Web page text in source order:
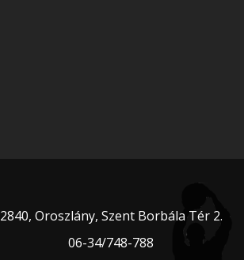
2840, Oroszlány, Szent Borbála Tér 2.
06-34/748-788